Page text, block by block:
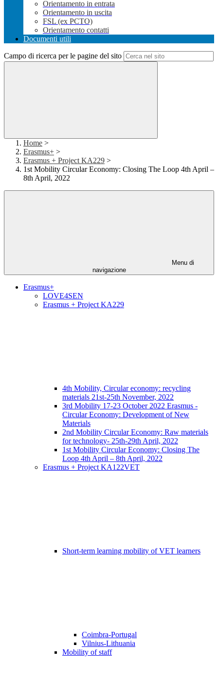
Orientamento in entrata
Orientamento in uscita
FSL (ex PCTO)
Orientamento contatti
Documenti utili
Campo di ricerca per le pagine del sito
Home >
Erasmus+ >
Erasmus + Project KA229 >
1st Mobility Circular Economy: Closing The Loop 4th April –
8th April, 2022
Menu di
navigazione
Erasmus+
LOVE4SEN
Erasmus + Project KA229
4th Mobility, Circular economy: recycling
materials 21st-25th November, 2022
3rd Mobility 17-23 October 2022 Erasmus -
Circular Economy: Development of New
Materials
2nd Mobility Circular Economy: Raw materials
for technology- 25th-29th April, 2022
1st Mobility Circular Economy: Closing The
Loop 4th April – 8th April, 2022
Erasmus + Project KA122VET
Short-term learning mobility of VET learners
Coimbra-Portugal
Vilnius-Lithuania
Mobility of staff